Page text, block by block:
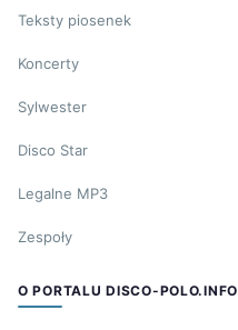
Teksty piosenek
Koncerty
Sylwester
Disco Star
Legalne MP3
Zespoły
O PORTALU DISCO-POLO.INFO